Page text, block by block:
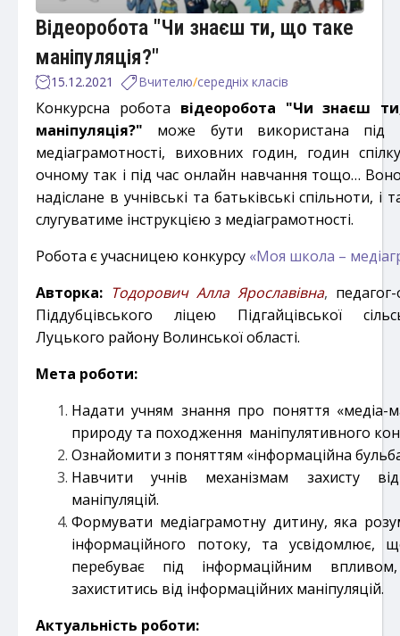
Відеоробота "Чи знаєш ти, що таке
маніпуляція?"
15.12.2021 Вчителю/середніх класів
Конкурсна робота відеоробота "Чи знаєш
маніпуляція?" може бути використана під
медіаграмотності, виховних годин, годин
очному так і під час онлайн навчання тощо…
надіслане в учнівські та батьківські спільноти,
слугуватиме інструкцією з медіаграмотності.
Робота є учасницею конкурсу «Моя школа –
Авторка: Тодорович Алла Ярославівна,
Піддубцівського ліцею Підгайцівської
Луцького району Волинської області.
Мета роботи:
Надати учням знання про поняття «медіа-
природу та походження маніпулятивного
Ознайомити з поняттям «інформаційна
Навчити учнів механізмам захисту
маніпуляцій.
Формувати медіаграмотну дитину, яка
інформаційного потоку, та усвідомлює,
перебуває під інформаційним
захиститись від інформаційних маніпуляцій.
Актуальність роботи: